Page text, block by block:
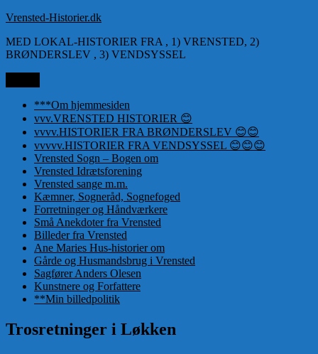
Videre
indhold
Vrensted-Historier.dk
MED LOKAL-HISTORIER FRA , 1) VRENSTED, 2)
BRØNDERSLEV , 3) VENDSYSSEL
***Om hjemmesiden
vvv.VRENSTED HISTORIER 😊
vvvv.HISTORIER FRA BRØNDERSLEV 😊😊
vvvvv.HISTORIER FRA VENDSYSSEL 😊😊😊
Vrensted Sogn – Bogen om
Vrensted Idrætsforening
Vrensted sange m.m.
Kæmner, Sogneråd, Sognefoged
Forretninger og Håndværkere
Små Anekdoter fra Vrensted
Billeder fra Vrensted
Ane Maries Hus-historier om
Gårde og Husmandsbrug i Vrensted
Sagfører Anders Olesen
Kunstnere og Forfattere
**Min billedpolitik
Trosretninger i Løkken